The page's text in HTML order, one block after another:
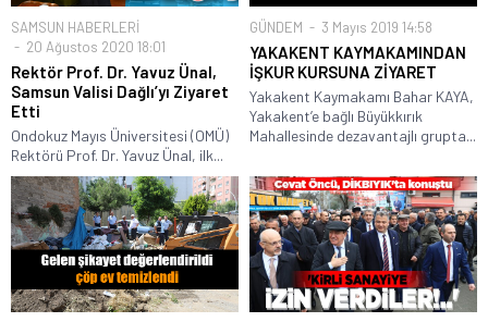
SAMSUN HABERLERİ
20 Ağustos 2020 18:01
Rektör Prof. Dr. Yavuz Ünal,
Samsun Valisi Dağlı’yı Ziyaret
Etti
Ondokuz Mayıs Üniversitesi (OMÜ)
Rektörü Prof. Dr. Yavuz Ünal, ilk...
GÜNDEM 3 Mayıs 2019 14:58
YAKAKENT KAYMAKAMINDAN
İŞKUR KURSUNA ZİYARET
Yakakent Kaymakamı Bahar KAYA,
Yakakent’e bağlı Büyükkırık
Mahallesinde dezavantajlı grupta...